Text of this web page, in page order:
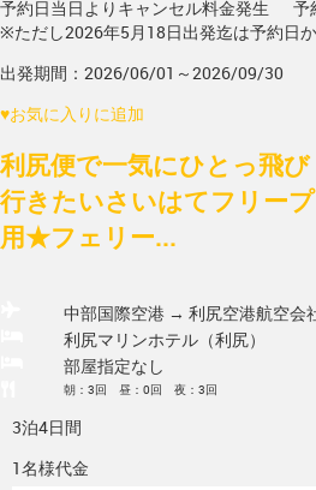
予約日当日よりキャンセル料金発生
予
※ただし2026年5月18日出発迄は予約日
出発期間：2026/06/01～2026/09/30
♥お気に入りに追加
利尻便で一気にひとっ飛
行きたいさいはてフリー
用★フェリー...
中部国際空港 → 利尻空港航空会
利尻マリンホテル（利尻）
部屋指定なし
朝：3回 昼：0回 夜：3回
3泊4日間
1名様代金